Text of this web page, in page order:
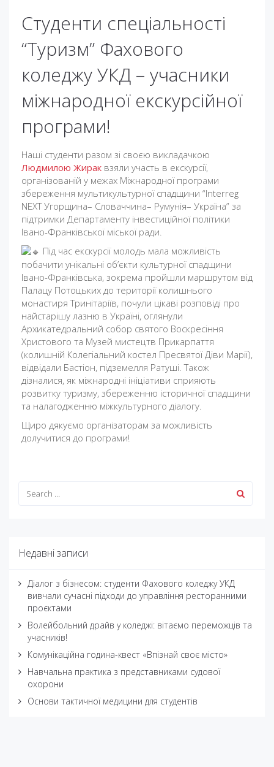
Студенти спеціальності
“Туризм” Фахового
коледжу УКД – учасники
міжнародної екскурсійної
програми!
Наші студенти разом зі своєю викладачкою
Людмилою Жирак взяли участь в екскурсії,
організованій у межах Міжнародної програми
збереження мультикультурної спадщини “Interreg
NEXT Угорщина– Словаччина– Румунія– Україна” за
підтримки Департаменту інвестиційної політики
Івано-Франківської міської ради.
Під час екскурсії молодь мала можливість
побачити унікальні об’єкти культурної спадщини
Івано-Франківська, зокрема пройшли маршрутом від
Палацу Потоцьких до території колишнього
монастиря Тринітаріїв, почули цікаві розповіді про
найстарішу лазню в Україні, оглянули
Архикатедральний собор святого Воскресіння
Христового та Музей мистецтв Прикарпаття
(колишній Колегіальний костел Пресвятої Діви Марії),
відвідали Бастіон, підземелля Ратуші. Також
дізналися, як міжнародні ініціативи сприяють
розвитку туризму, збереженню історичної спадщини
та налагодженню міжкультурного діалогу.
Щиро дякуємо організаторам за можливість
долучитися до програми!
Недавні записи
Діалог з бізнесом: студенти Фахового коледжу УКД
вивчали сучасні підходи до управління ресторанними
проєктами
Волейбольний драйв у коледжі: вітаємо переможців та
учасників!
Комунікаційна година-квест «Впізнай своє місто»
Навчальна практика з представниками судової
охорони
Основи тактичної медицини для студентів